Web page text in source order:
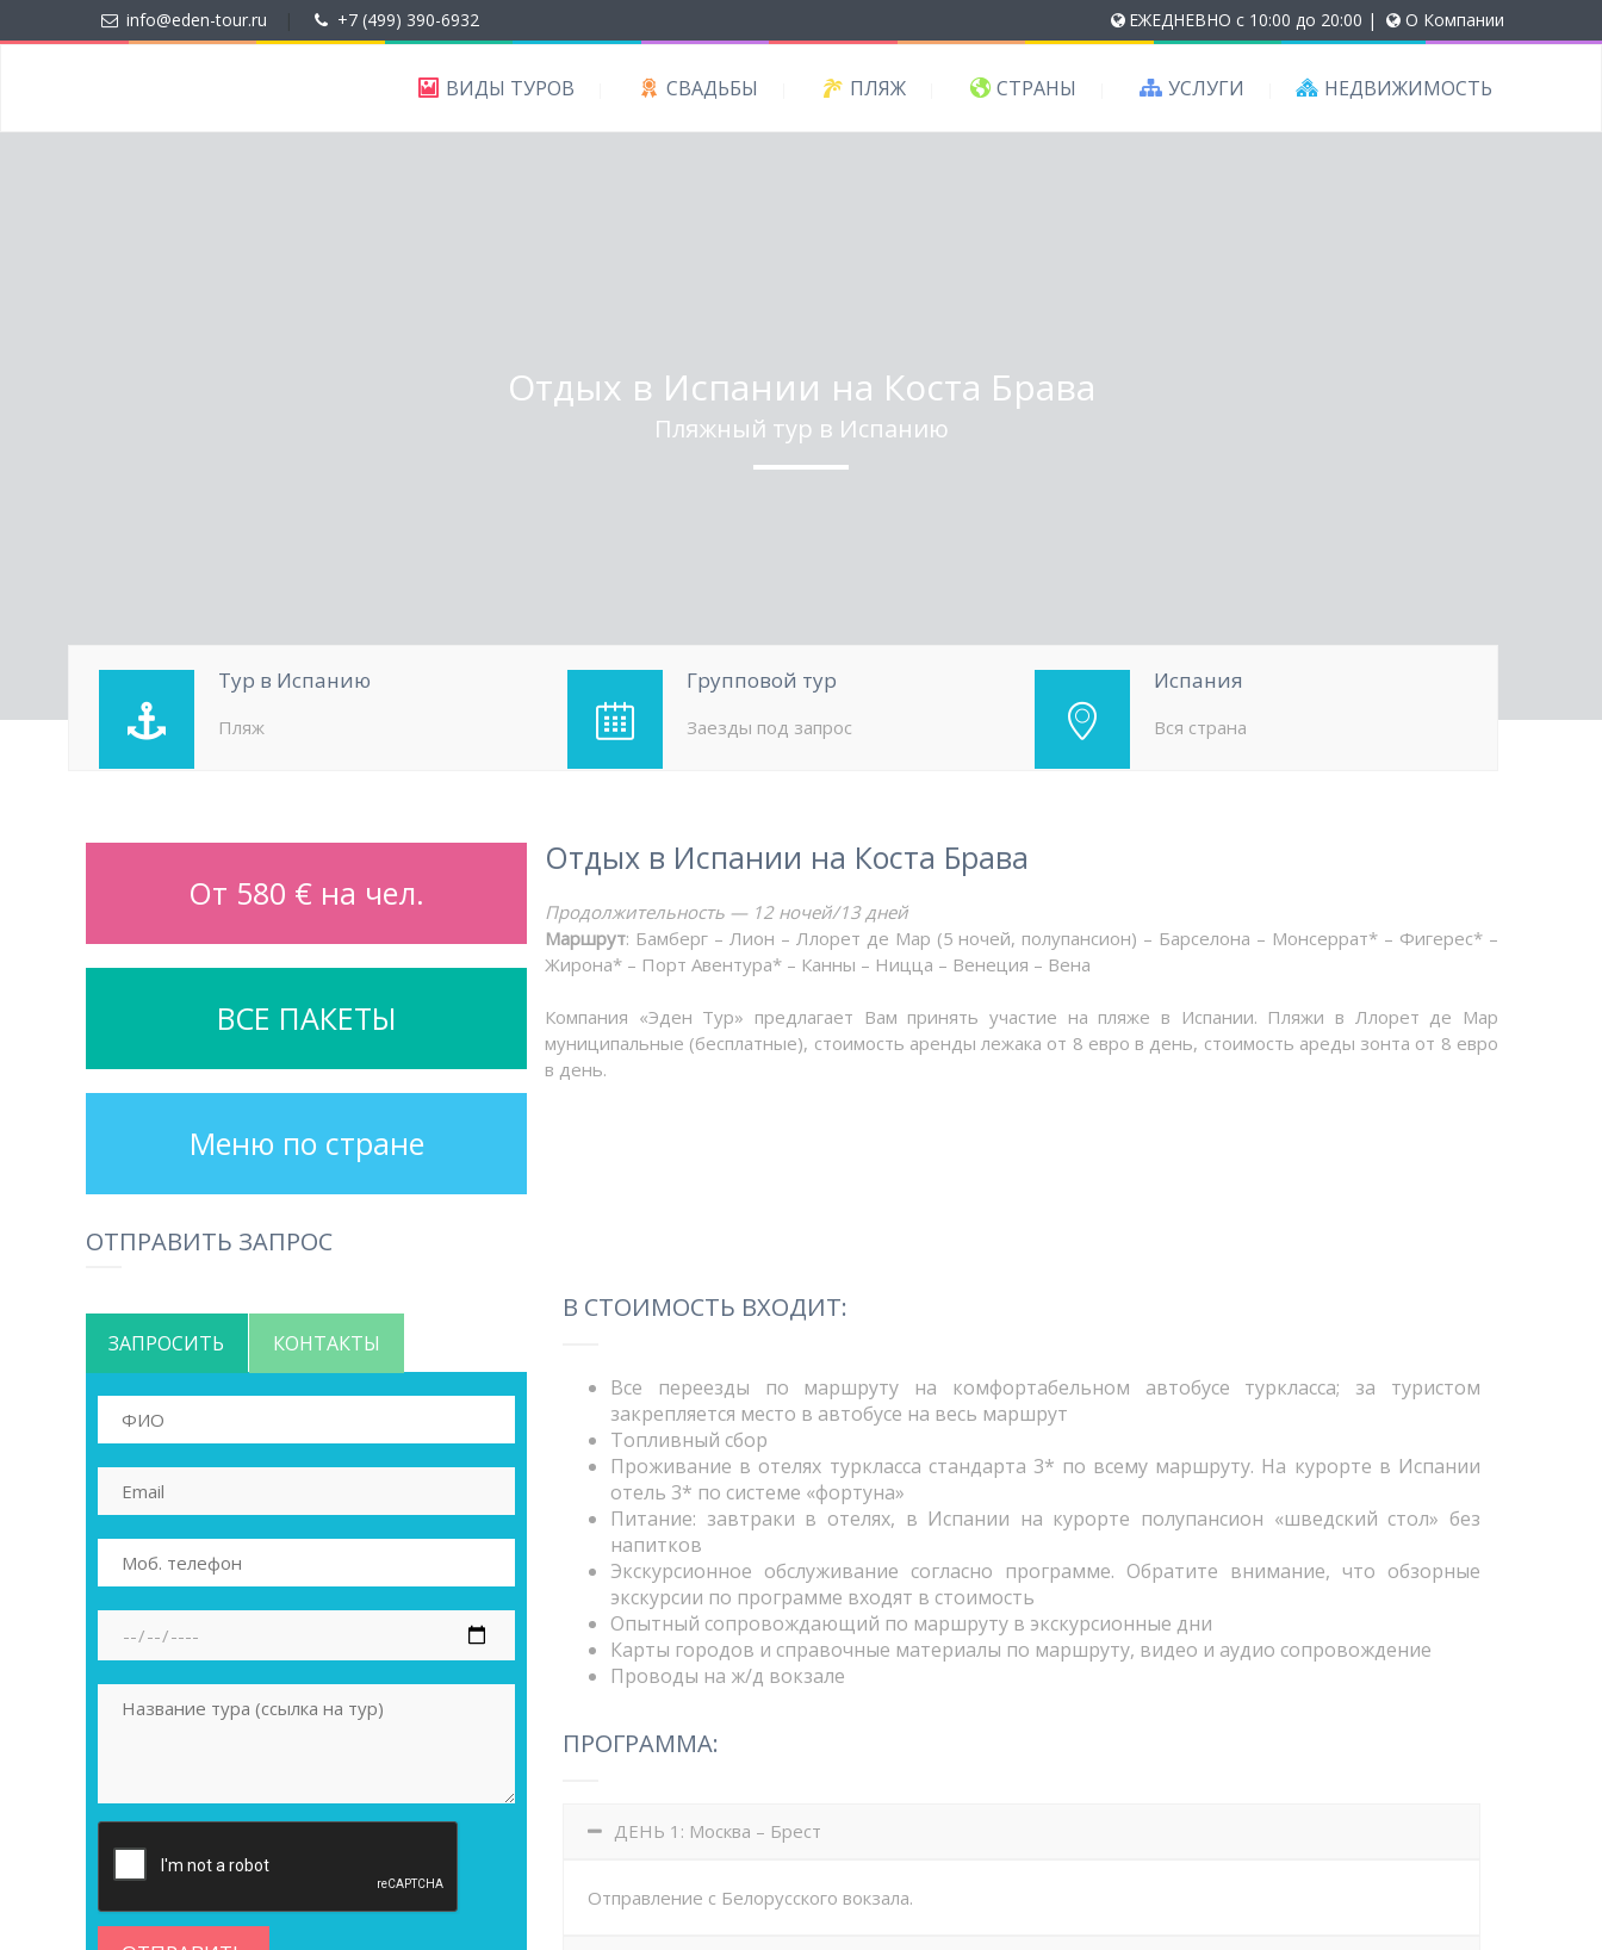
info@eden-tour.ru +7 (499) 390-6932 ЕЖЕДНЕВНО с 10:00 до 20:00 | О Компании
ВИДЫ ТУРОВ СВАДЬБЫ ПЛЯЖ СТРАНЫ УСЛУГИ НЕДВИЖИМОСТЬ
Отдых в Испании на Коста Брава
Пляжный тур в Испанию
Тур в Испанию
Пляж
Групповой тур
Заезды под запрос
Испания
Вся страна
От 580 € на чел.
ВСЕ ПАКЕТЫ
Меню по стране
Отдых в Испании на Коста Брава
Продолжительность — 12 ночей/13 дней
Маршрут: Бамберг – Лион – Ллорет де Мар (5 ночей, полупансион) – Барселона – Монсеррат* – Фигерес* –
Жирона* – Порт Авентура* – Канны – Ницца – Венеция – Вена
Компания «Эден Тур» предлагает Вам принять участие на пляже в Испании. Пляжи в Ллорет де Мар
муниципальные (бесплатные), стоимость аренды лежака от 8 евро в день, стоимость ареды зонта от 8 евро
в день.
ОТПРАВИТЬ ЗАПРОС
ЗАПРОСИТЬ КОНТАКТЫ
В СТОИМОСТЬ ВХОДИТ:
Все переезды по маршруту на комфортабельном автобусе туркласса; за туристом
закрепляется место в автобусе на весь маршрут
Топливный сбор
Проживание в отелях туркласса стандарта 3* по всему маршруту. На курорте в Испании
отель 3* по системе «фортуна»
Питание: завтраки в отелях, в Испании на курорте полупансион «шведский стол» без
напитков
Экскурсионное обслуживание согласно программе. Обратите внимание, что обзорные
экскурсии по программе входят в стоимость
Опытный сопровождающий по маршруту в экскурсионные дни
Карты городов и справочные материалы по маршруту, видео и аудио сопровождение
Проводы на ж/д вокзале
ПРОГРАММА:
ДЕНЬ 1: Москва – Брест
Отправление с Белорусского вокзала.